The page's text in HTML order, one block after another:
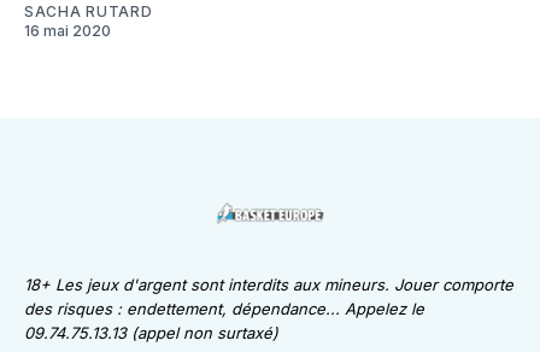
SACHA RUTARD
16 mai 2020
18+ Les jeux d'argent sont interdits aux mineurs. Jouer comporte
des risques : endettement, dépendance... Appelez le
09.74.75.13.13 (appel non surtaxé)